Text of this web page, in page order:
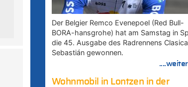
Der Belgier Remco Evenepoel (Red Bull-
BORA-hansgrohe) hat am Samstag in
die 45. Ausgabe des Radrennens
Sebastián gewonnen.
Wohnmobil in Lontzen in der